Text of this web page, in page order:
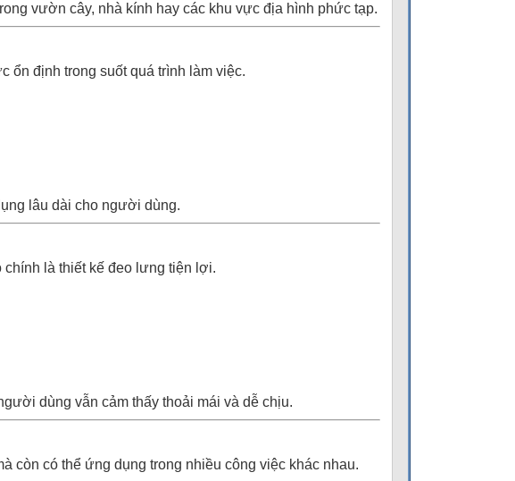
vườn cây, nhà kính hay các khu vực địa hình phức tạp.
ổn định trong suốt quá trình làm việc.
lâu dài cho người dùng.
là thiết kế đeo lưng tiện lợi.
dùng vẫn cảm thấy thoải mái và dễ chịu.
còn có thể ứng dụng trong nhiều công việc khác nhau.